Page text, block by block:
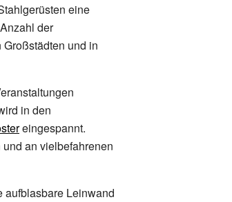
eine
der
und in
in den
eingespannt.
an vielbefahrenen
aufblasbare Leinwand